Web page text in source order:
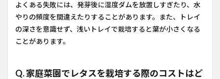
よくある失敗には、発芽後に湿度ダムを放置しすぎたり、水
やりの頻度を間違えたりすることがあります。また、トレイ
の深さを意識せず、浅いトレイで栽培すると葉が小さくなる
ことがあります。
Q. 家庭菜園でレタスを栽培する際のコストはど